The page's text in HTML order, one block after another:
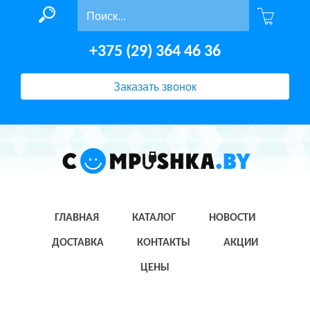
+375 (29) 364 46 36
Заказать звонок
ГЛАВНАЯ КАТАЛОГ НОВОСТИ
ДОСТАВКА КОНТАКТЫ АКЦИИ
ЦЕНЫ